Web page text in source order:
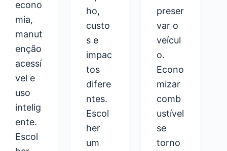
econo
mia,
manut
enção
acessí
vel e
uso
intelig
ente.
Escol
ho,
custo
s e
impac
tos
difere
ntes.
Escol
her
um
preser
var o
veícul
o.
Econo
mizar
comb
ustível
se
torno